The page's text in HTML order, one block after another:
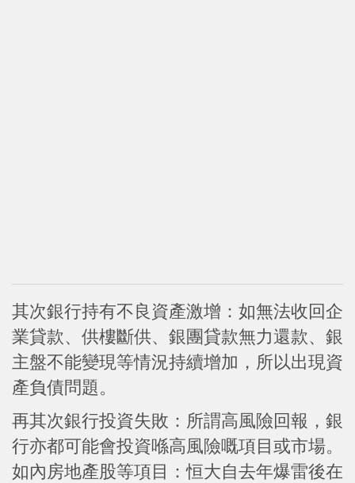
其次銀行持有不良資產激增：如無法收回企
業貸款、供樓斷供、銀團貸款無力還款、銀
主盤不能變現等情況持續增加，所以出現資
產負債問題。
再其次銀行投資失敗：所謂高風險回報，銀
行亦都可能會投資喺高風險嘅項目或市場。
如內房地產股等項目：恒大自去年爆雷後在